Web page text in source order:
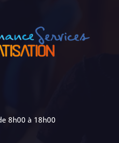
8h00 à 18h00